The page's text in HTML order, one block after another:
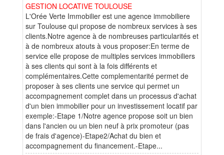
GESTION LOCATIVE TOULOUSE
L'Orée Verte Immobilier est une agence immobiliere
sur Toulouse qui propose de nombreux services à ses
clients.Notre agence à de nombreuses particularités et
à de nombreux atouts à vous proposer:En terme de
service elle propose de multiples services immobiliers
à ses clients qui sont à la fois différents et
complémentaires.Cette complementarité permet de
proposer à ses clients une service qui permet un
accompagnement complet dans un processus d'achat
d'un bien immobilier pour un investissement locatif par
exemple:-Etape 1/Notre agence propose soit un bien
dans l'ancien ou un bien neuf à prix promoteur (pas
de frais d'agence)-Etape2/Achat du bien et
accompagnement du financement.-Etape...